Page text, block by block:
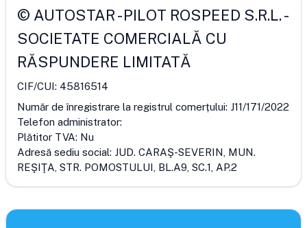
© AUTOSTAR - PILOT ROSPEED S.R.L.-
SOCIETATE COMERCIALĂ CU
RĂSPUNDERE LIMITATĂ
CIF/CUI: 45816514
Număr de înregistrare la registrul comerțului: J11/171/2022
Telefon administrator:
Plătitor TVA: Nu
Adresă sediu social: JUD. CARAŞ-SEVERIN, MUN.
REŞIŢA, STR. POMOSTULUI, BL.A9, SC.1, AP.2